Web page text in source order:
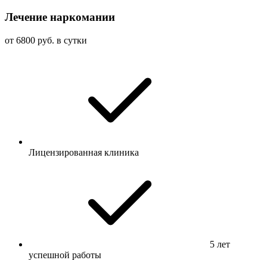
Лечение наркомании
от 6800 руб. в сутки
Лицензированная клиника
5 лет
успешной работы